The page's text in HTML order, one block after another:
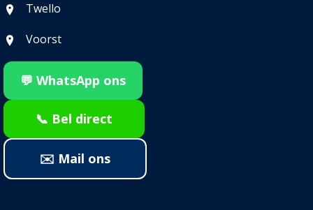
Twello
Voorst
💬 WhatsApp ons
📞 Bel direct
✉️ Mail ons